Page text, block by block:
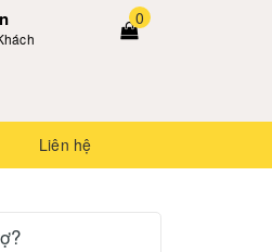
0
Liên hệ